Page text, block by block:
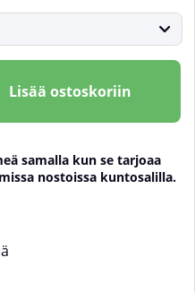
Lisää ostoskoriin
samalla kun se tarjoaa
nostoissa kuntosalilla.